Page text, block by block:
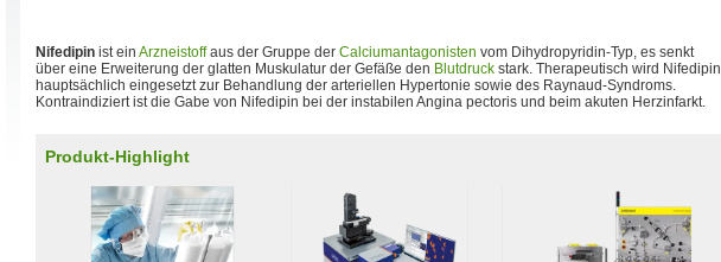
Nifedipin ist ein Arzneistoffaus der Gruppe der Calciumantagonisten vom Dihydropyridin-Typ, es senkt
über eine Erweiterung der glatten Muskulatur der Gefäße den Blutdruck stark. Therapeutisch wird Nifedipin
hauptsächlich eingesetzt zur Behandlung der arteriellen Hypertonie sowie des Raynaud-Syndroms.
Kontraindiziert ist die Gabe von Nifedipin bei der instabilen Angina pectoris und beim akuten Herzinfarkt.
Produkt-Highlight